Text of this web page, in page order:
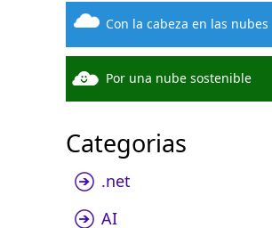
Con la cabeza en las nubes
Por una nube sostenible
Categorias
.net
AI